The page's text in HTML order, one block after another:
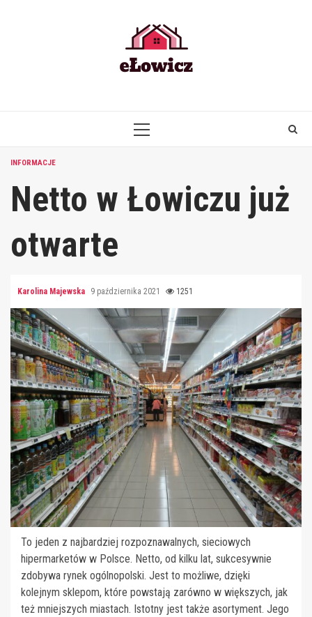
PRIMARY
INFORMACJE
Netto w Łowiczu już
otwarte
Karolina Majewska 9 października 2021 1251
To jeden z najbardziej rozpoznawalnych, sieciowych
hipermarketów w Polsce. Netto, od kilku lat, sukcesywnie
zdobywa rynek ogólnopolski. Jest to możliwe, dzięki
kolejnym sklepom, które powstają zarówno w większych, jak
też mniejszych miastach. Istotny jest także asortyment. Jego